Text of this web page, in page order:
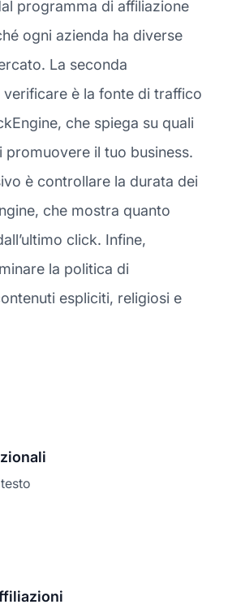
programma di affiliazione
ogni azienda ha diverse
La seconda
è la fonte di traffico
che spiega su quali
il tuo business.
è controllare la durata dei
che mostra quanto
click. Infine,
la politica di
espliciti, religiosi e